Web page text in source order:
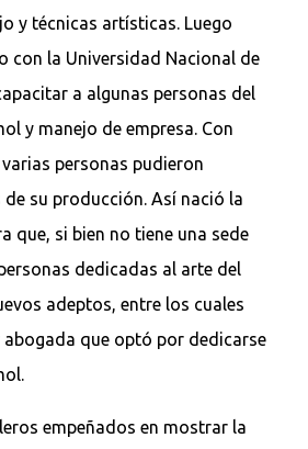
y técnicas artísticas. Luego
con la Universidad Nacional de
a algunas personas del
y manejo de empresa. Con
personas pudieron
su producción. Así nació la
que, si bien no tiene una sede
dedicadas al arte del
adeptos, entre los cuales
que optó por dedicarse
empeñados en mostrar la